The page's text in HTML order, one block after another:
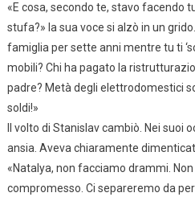
«E cosa, secondo te, stavo facendo
stufa?» la sua voce si alzò in un
famiglia per sette anni mentre tu ti
mobili? Chi ha pagato la
padre? Metà degli elettrodomestici
soldi!»
Il volto di Stanislav cambiò. Nei suoi
ansia. Aveva chiaramente
«Natalya, non facciamo drammi.
compromesso. Ci separeremo da